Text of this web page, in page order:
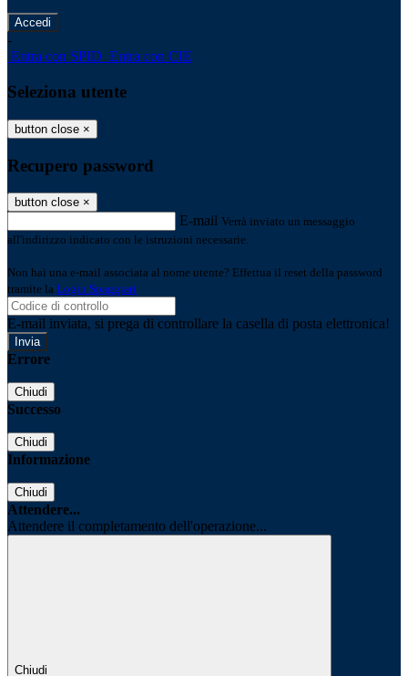
-
Entra con SPID Entra con CIE
Seleziona utente
button close ×
Recupero password
button close ×
E-mail Verrà inviato un messaggio
all'indirizzo indicato con le istruzioni necessarie.
Non hai una e-mail associata al nome utente? Effettua il reset della password
tramite la Login Spaggiari
E-mail inviata, si prega di controllare la casella di posta elettronica!
Errore
Chiudi
Successo
Chiudi
Informazione
Chiudi
Attendere...
Attendere il completamento dell'operazione...
Chiudi